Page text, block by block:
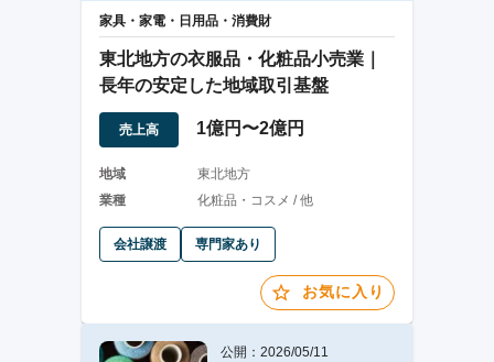
家具・家電・日用品・消費財
東北地方の衣服品・化粧品小売業｜
長年の安定した地域取引基盤
売上高 1億円〜2億円
地域
東北地方
業種
化粧品・コスメ / 他
会社譲渡 専門家あり
お気に入り
公開：2026/05/11